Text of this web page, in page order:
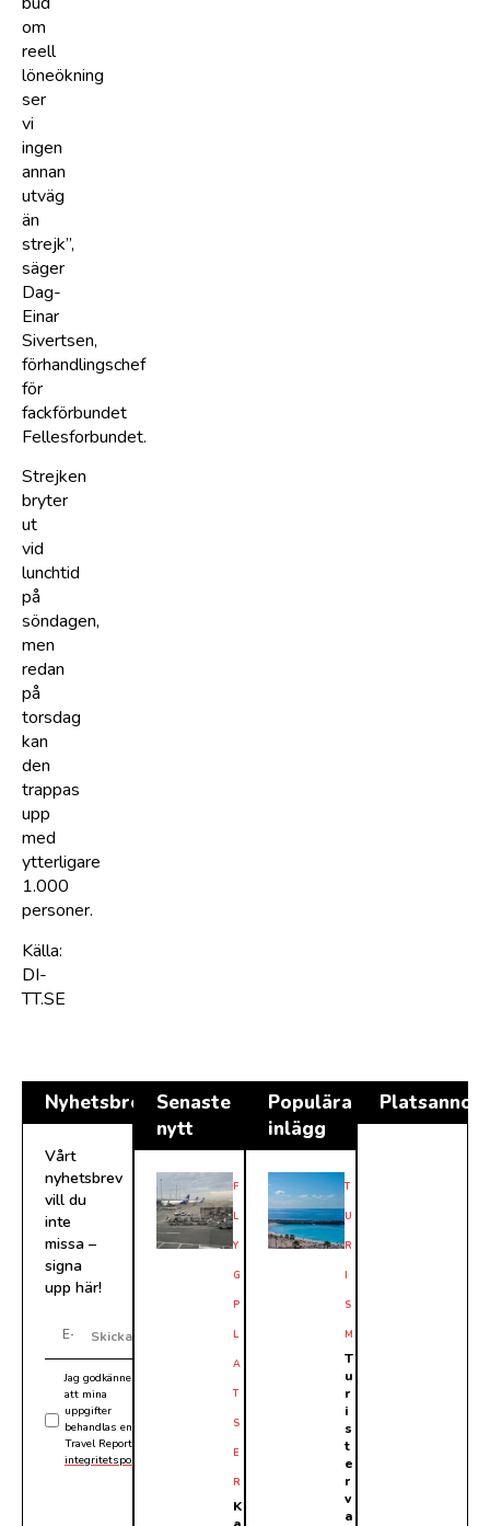
om
reell
löneökning
ser
vi
ingen
annan
utväg
än
strejk”,
säger
Dag-
Einar
Sivertsen,
förhandlingschef
för
fackförbundet
Fellesforbundet.
Strejken
bryter
ut
vid
lunchtid
på
söndagen,
men
redan
på
torsdag
kan
den
trappas
upp
med
ytterligare
1.000
personer.
Källa:
DI-
TT.SE
Nyhetsbrev
Vårt
nyhetsbrev
vill du
inte
missa –
signa
upp här!
Jag godkänner
att mina
uppgifter
behandlas enligt
Travel Reports
integritetspolicy
Skicka
Senaste
nytt
F
L
Y
G
P
L
A
T
S
E
R
K
Populära
inlägg
T
U
R
I
S
M
T
u
r
i
s
t
e
r
v
a